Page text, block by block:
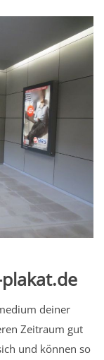
deiner
Zeitraum gut
und können so